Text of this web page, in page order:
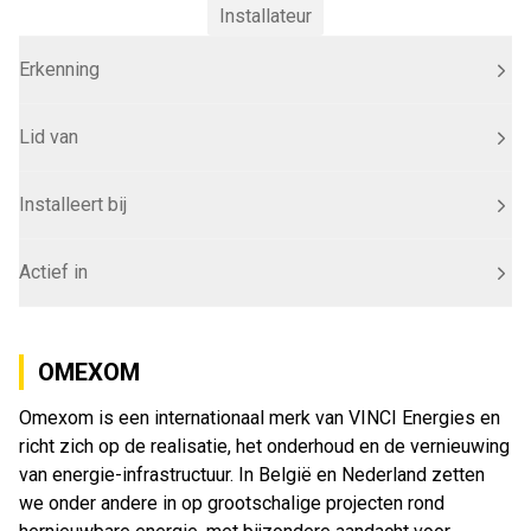
Installateur
Erkenning
Lid van
Installeert bij
Actief in
OMEXOM
Omexom is een internationaal merk van VINCI Energies en
richt zich op de realisatie, het onderhoud en de vernieuwing
van energie-infrastructuur. In België en Nederland zetten
we onder andere in op grootschalige projecten rond